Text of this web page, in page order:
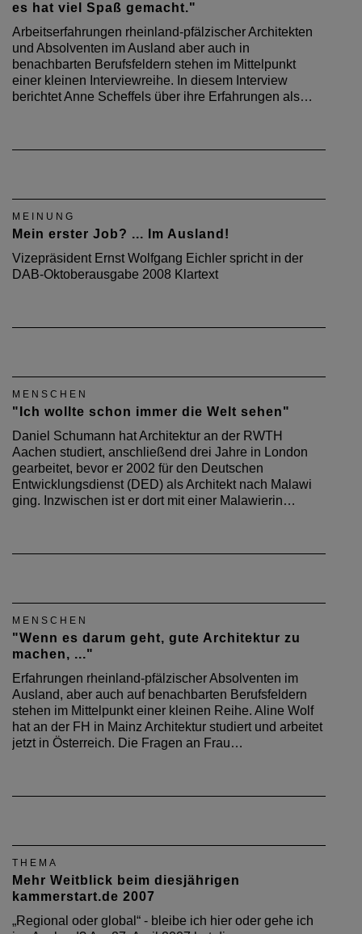
es hat viel Spaß gemacht."
Arbeitserfahrungen rheinland-pfälzischer Architekten
und Absolventen im Ausland aber auch in
benachbarten Berufsfeldern stehen im Mittelpunkt
einer kleinen Interviewreihe. In diesem Interview
berichtet Anne Scheffels über ihre Erfahrungen als…
MEINUNG
Mein erster Job? ... Im Ausland!
Vizepräsident Ernst Wolfgang Eichler spricht in der
DAB-Oktoberausgabe 2008 Klartext
MENSCHEN
"Ich wollte schon immer die Welt sehen"
Daniel Schumann hat Architektur an der RWTH
Aachen studiert, anschließend drei Jahre in London
gearbeitet, bevor er 2002 für den Deutschen
Entwicklungsdienst (DED) als Architekt nach Malawi
ging. Inzwischen ist er dort mit einer Malawierin…
MENSCHEN
"Wenn es darum geht, gute Architektur zu
machen, ..."
Erfahrungen rheinland-pfälzischer Absolventen im
Ausland, aber auch auf benachbarten Berufsfeldern
stehen im Mittelpunkt einer kleinen Reihe. Aline Wolf
hat an der FH in Mainz Architektur studiert und arbeitet
jetzt in Österreich. Die Fragen an Frau…
THEMA
Mehr Weitblick beim diesjährigen
kammerstart.de 2007
„Regional oder global“ - bleibe ich hier oder gehe ich